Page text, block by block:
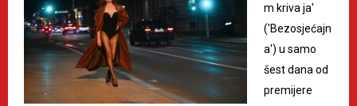
m kriva ja'
('Bezosjećajn
a') u samo
šest dana od
premijere